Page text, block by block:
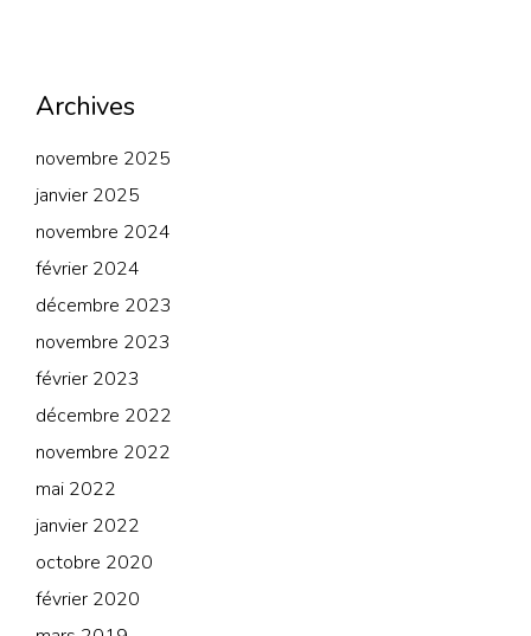
Archives
novembre 2025
janvier 2025
novembre 2024
février 2024
décembre 2023
novembre 2023
février 2023
décembre 2022
novembre 2022
mai 2022
janvier 2022
octobre 2020
février 2020